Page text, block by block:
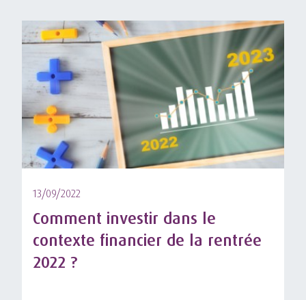
13/09/2022
Comment investir dans le
contexte financier de la rentrée
2022 ?